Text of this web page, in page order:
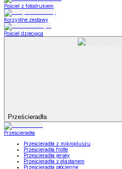
Pościel z fotodrukiem
Korzystne zestawy
Pościel dziecięca
Prześcieradła
Prześcieradła
Prześcieradła z mikropluszu
Prześcieradła frotte
Prześcieradła jersey
Prześcieradła z elastanem
Prześcieradła płócienne